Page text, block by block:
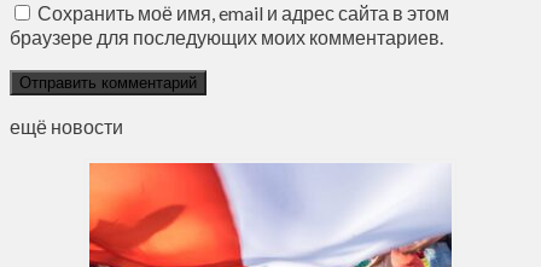
Сохранить моё имя, email и адрес сайта в этом
браузере для последующих моих комментариев.
ещё новости